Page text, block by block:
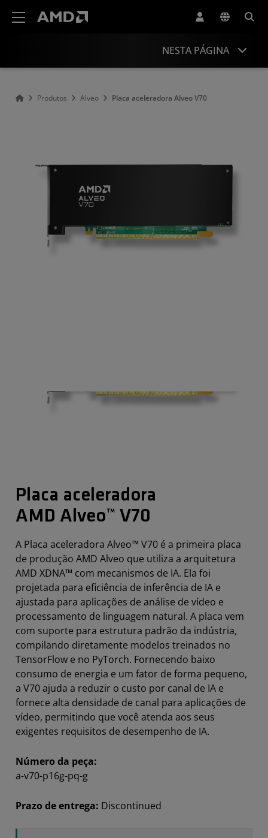
NESTA PÁGINA
Produtos Alveo Placa aceleradora Alveo V70
Placa aceleradora
AMD Alveo™ V70
A Placa aceleradora Alveo™ V70 é a primeira placa
de produção AMD Alveo que utiliza a arquitetura
AMD XDNA™ com mecanismos de IA. Ela foi
projetada para eficiência de inferência de IA e
ajustada para aplicações de análise de vídeo e
processamento de linguagem natural. A placa vem
com suporte para estrutura padrão da indústria,
compilando diretamente modelos treinados no
TensorFlow e no PyTorch. Fornecendo baixo
consumo de energia e um fator de forma pequeno,
a V70 ajuda a reduzir o custo por canal de IA e
fornece alta densidade de canal para aplicações de
vídeo, permitindo que você atenda aos seus
exigentes requisitos de desempenho de IA.
Número da peça:
a-v70-p16g-pq-g
Prazo de entrega: Discontinued